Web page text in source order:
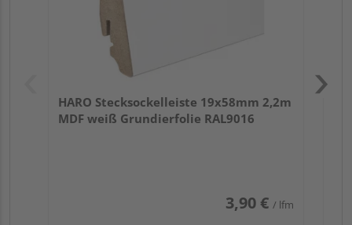
HARO Stecksockelleiste 19x58mm 2,2m
MDF weiß Grundierfolie RAL9016
3,90 € / lfm